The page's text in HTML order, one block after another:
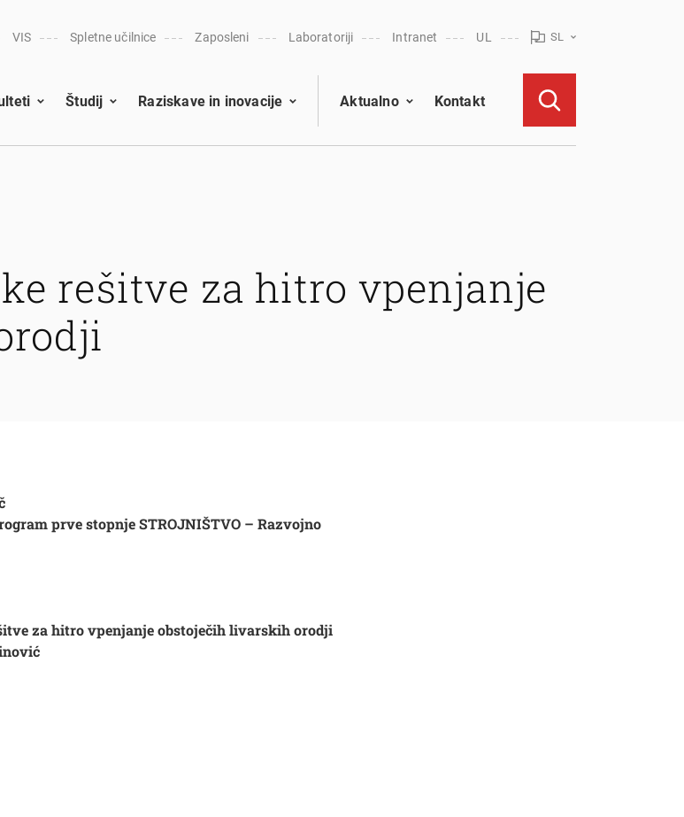
VIS Spletne učilnice Zaposleni Laboratoriji Intranet UL SL
Študij Raziskave in inovacije Aktualno Kontakt
rešitve za hitro vpenjanje
prve stopnje STROJNIŠTVO – Razvojno
za hitro vpenjanje obstoječih livarskih orodji